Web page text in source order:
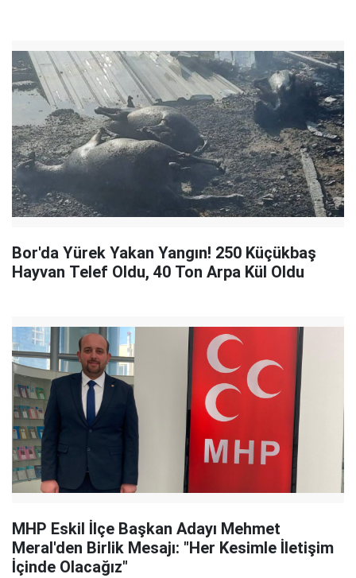
Bor'da Yürek Yakan Yangın! 250 Küçükbaş
Hayvan Telef Oldu, 40 Ton Arpa Kül Oldu
MHP Eskil İlçe Başkan Adayı Mehmet
Meral'den Birlik Mesajı: "Her Kesimle İletişim
İçinde Olacağız"